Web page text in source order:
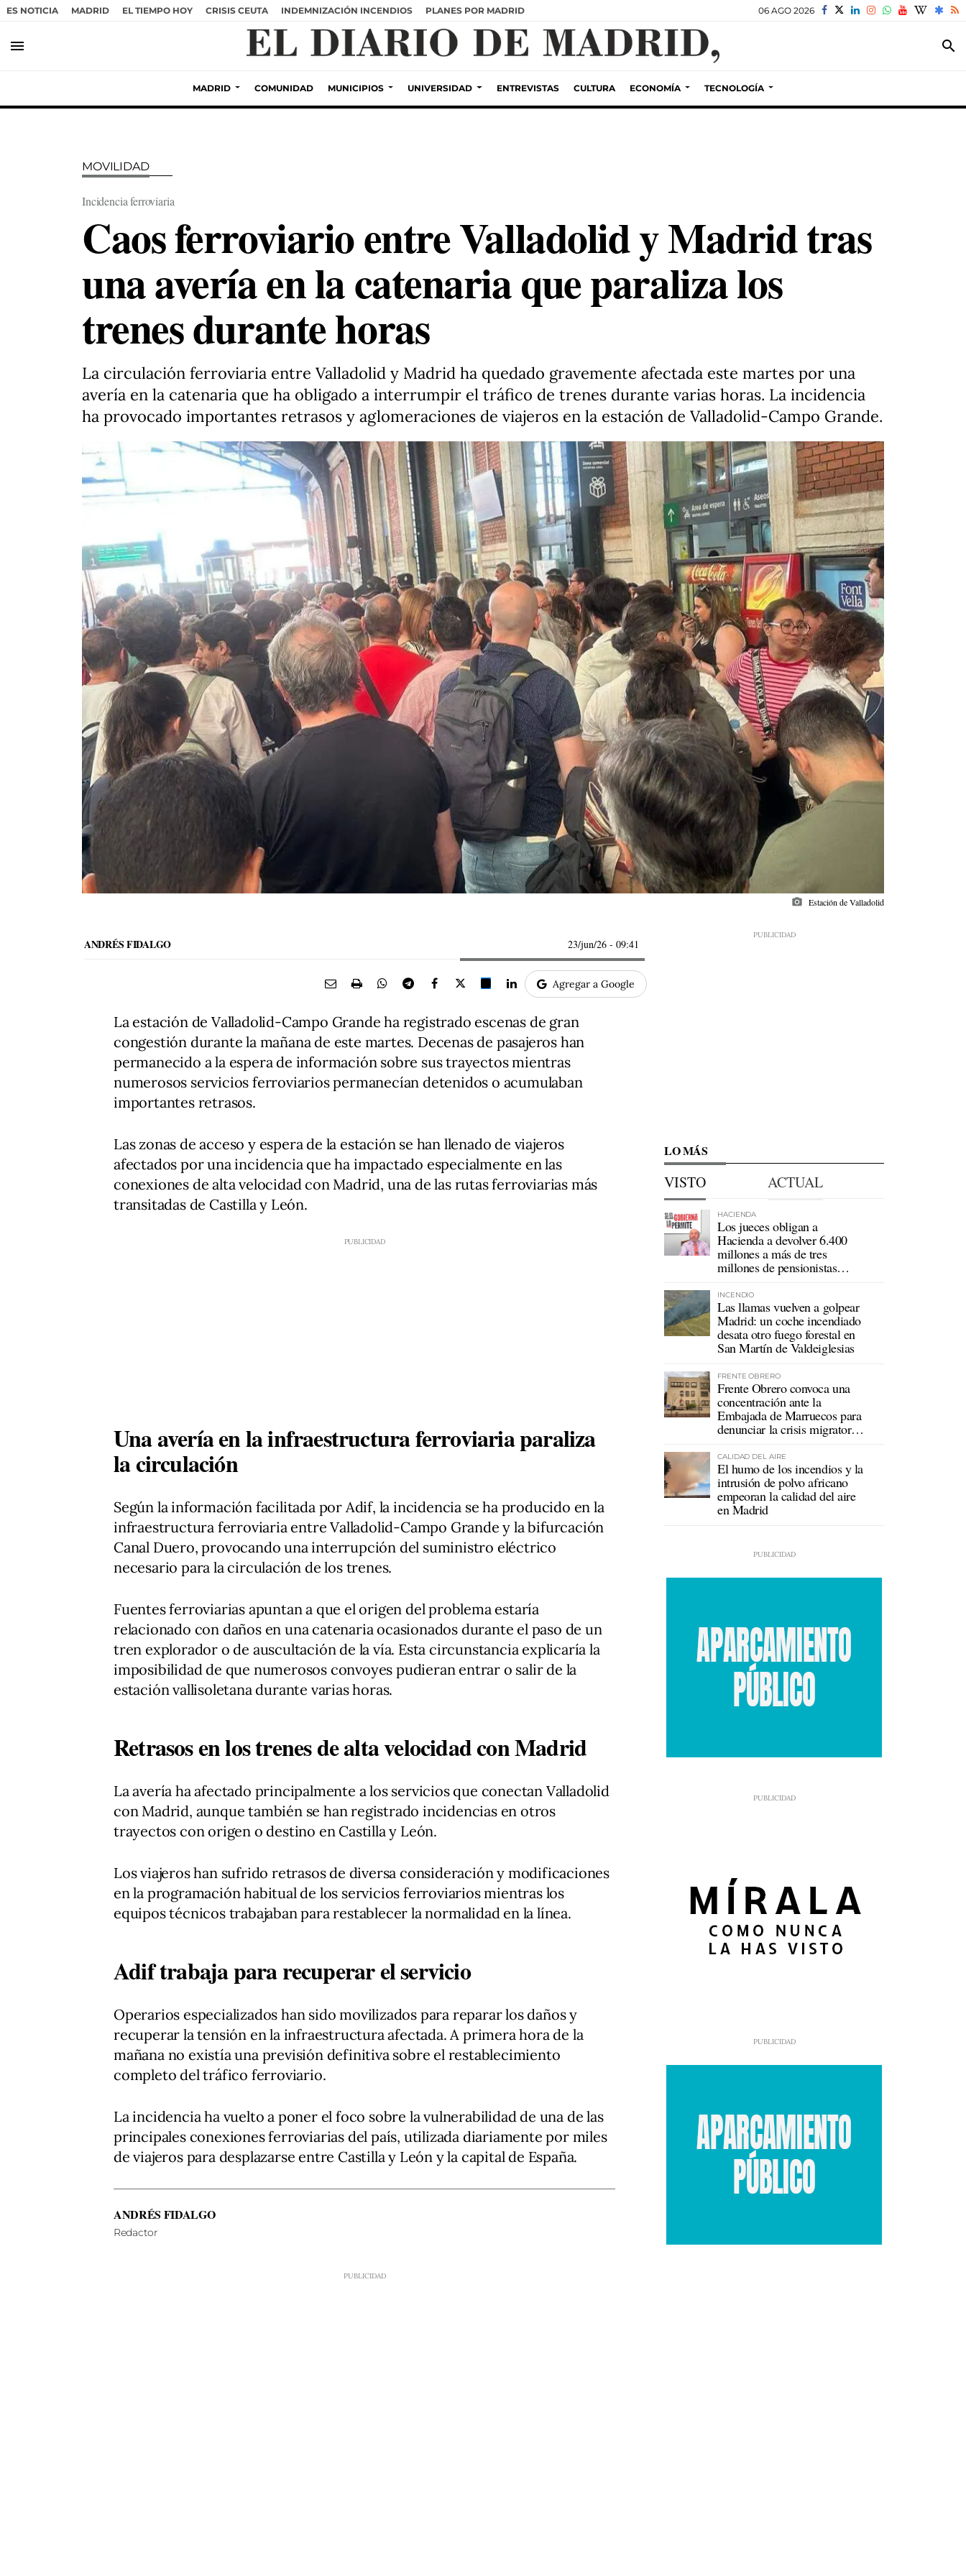
ES NOTICIA MADRID EL TIEMPO HOY CRISIS CEUTA INDEMNIZACIÓN INCENDIOS PLANES POR MADRID 06 AGO 2026
menu search
MADRID COMUNIDAD MUNICIPIOS UNIVERSIDAD ENTREVISTAS CULTURA ECONOMÍA TECNOLOGÍA
MOVILIDAD
Incidencia ferroviaria
Caos ferroviario entre Valladolid y Madrid tras
una avería en la catenaria que paraliza los
trenes durante horas
La circulación ferroviaria entre Valladolid y Madrid ha quedado gravemente afectada este martes por una
avería en la catenaria que ha obligado a interrumpir el tráfico de trenes durante varias horas. La incidencia
ha provocado importantes retrasos y aglomeraciones de viajeros en la estación de Valladolid-Campo Grande.
photo_camera Estación de Valladolid
ANDRÉS FIDALGO 23/jun/26 - 09:41
Agregar a Google
La estación de Valladolid-Campo Grande ha registrado escenas de gran
congestión durante la mañana de este martes. Decenas de pasajeros han
permanecido a la espera de información sobre sus trayectos mientras
numerosos servicios ferroviarios permanecían detenidos o acumulaban
importantes retrasos.
Las zonas de acceso y espera de la estación se han llenado de viajeros
afectados por una incidencia que ha impactado especialmente en las
conexiones de alta velocidad con Madrid, una de las rutas ferroviarias más
transitadas de Castilla y León.
Una avería en la infraestructura ferroviaria paraliza
la circulación
Según la información facilitada por Adif, la incidencia se ha producido en la
infraestructura ferroviaria entre Valladolid-Campo Grande y la bifurcación
Canal Duero, provocando una interrupción del suministro eléctrico
necesario para la circulación de los trenes.
Fuentes ferroviarias apuntan a que el origen del problema estaría
relacionado con daños en una catenaria ocasionados durante el paso de un
tren explorador o de auscultación de la vía. Esta circunstancia explicaría la
imposibilidad de que numerosos convoyes pudieran entrar o salir de la
estación vallisoletana durante varias horas.
Retrasos en los trenes de alta velocidad con Madrid
La avería ha afectado principalmente a los servicios que conectan Valladolid
con Madrid, aunque también se han registrado incidencias en otros
trayectos con origen o destino en Castilla y León.
Los viajeros han sufrido retrasos de diversa consideración y modificaciones
en la programación habitual de los servicios ferroviarios mientras los
equipos técnicos trabajaban para restablecer la normalidad en la línea.
Adif trabaja para recuperar el servicio
Operarios especializados han sido movilizados para reparar los daños y
recuperar la tensión en la infraestructura afectada. A primera hora de la
mañana no existía una previsión definitiva sobre el restablecimiento
completo del tráfico ferroviario.
La incidencia ha vuelto a poner el foco sobre la vulnerabilidad de una de las
principales conexiones ferroviarias del país, utilizada diariamente por miles
de viajeros para desplazarse entre Castilla y León y la capital de España.
ANDRÉS FIDALGO
Redactor
LO MÁS
VISTO ACTUAL
HACIENDA
Los jueces obligan a
Hacienda a devolver 6.400
millones a más de tres
millones de pensionistas
INCENDIO
Las llamas vuelven a golpear
Madrid: un coche incendiado
desata otro fuego forestal en
San Martín de Valdeiglesias
FRENTE OBRERO
Frente Obrero convoca una
concentración ante la
Embajada de Marruecos para
denunciar la crisis migratoria
CALIDAD DEL AIRE
El humo de los incendios y la
intrusión de polvo africano
empeoran la calidad del aire
en Madrid